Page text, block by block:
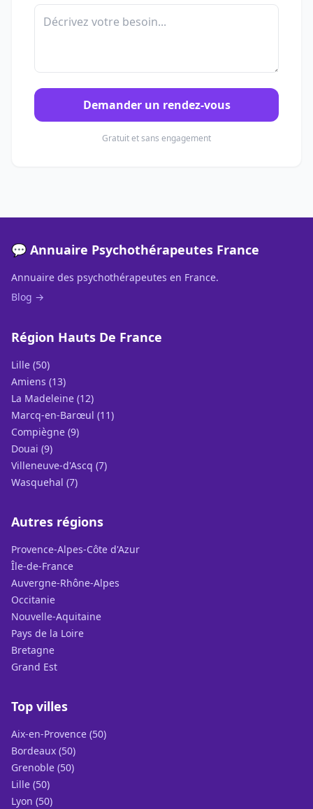
Demander un rendez-vous
Gratuit et sans engagement
💬 Annuaire Psychothérapeutes France
Annuaire des psychothérapeutes en France.
Blog →
Région Hauts De France
Lille (50)
Amiens (13)
La Madeleine (12)
Marcq-en-Barœul (11)
Compiègne (9)
Douai (9)
Villeneuve-d'Ascq (7)
Wasquehal (7)
Autres régions
Provence-Alpes-Côte d'Azur
Île-de-France
Auvergne-Rhône-Alpes
Occitanie
Nouvelle-Aquitaine
Pays de la Loire
Bretagne
Grand Est
Top villes
Aix-en-Provence (50)
Bordeaux (50)
Grenoble (50)
Lille (50)
Lyon (50)